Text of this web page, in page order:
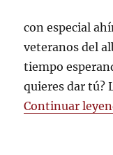
con especial
veteranos del
tiempo
quieres dar tú?
Continuar